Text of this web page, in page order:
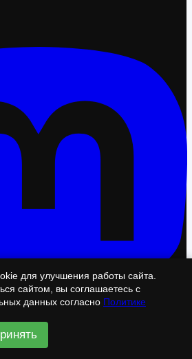
для улучшения работы сайта.
сайтом, вы соглашаетесь с
данных согласно Политике